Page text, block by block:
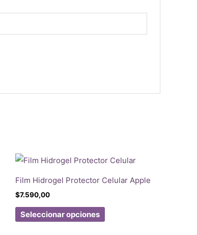
Film Hidrogel Protector Celular Apple
$7.590,00
Seleccionar opciones Este
producto